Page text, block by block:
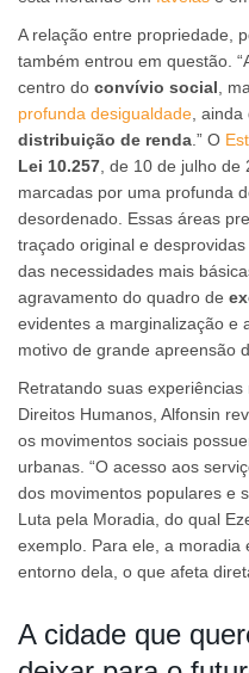
A relação entre propriedade,
também entrou em questão.
centro do convívio social ,
profunda desigualdade ,
distribuição de renda .” O
Lei 10.257 , de 10 de julho
marcadas por uma profunda
desordenado. Essas áreas
traçado original e
das necessidades mais
agravamento do quadro de
evidentes a marginalização e
motivo de grande apreensão
Retratando suas
Direitos Humanos, Alfonsin
os movimentos sociais
urbanas. “O acesso aos
dos movimentos populares e
Luta pela Moradia, do qual
exemplo. Para ele, a moradia
entorno dela, o que afeta
A cidade que